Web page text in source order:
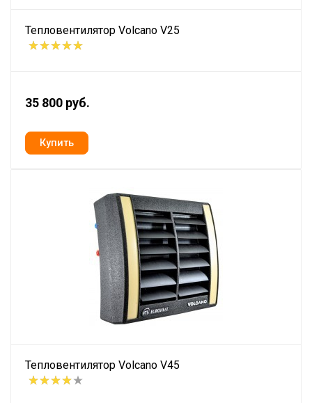
Тепловентилятор Volcano V25
35 800 руб.
Тепловентилятор Volcano V45